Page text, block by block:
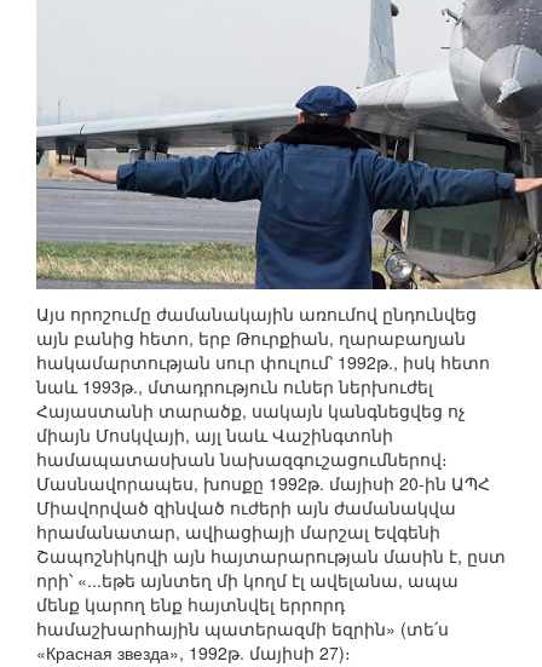
Այս որոշումը ժամանակային առումով ընդունվեց
այն բանից հետո, երբ Թուրքիան, ղարաբաղյան
հակամարտության սուր փուլում՝ 1992թ., իսկ հետո
նաև 1993թ., մտադրություն ուներ ներխուժել
Հայաստանի տարածք, սակայն կանգնեցվեց ոչ
միայն Մոսկվայի, այլ նաև Վաշինգտոնի
համապատասխան նախազգուշացումներով։
Մասնավորապես, խոսքը 1992թ. մայիսի 20-ին ԱՊՀ
Միավորված զինված ուժերի այն ժամանակվա
հրամանատար, ավիացիայի մարշալ Եվգենի
Շապոշնիկովի այն հայտարարության մասին է, ըստ
որի՝ «...եթե այնտեղ մի կողմ էլ ավելանա, ապա
մենք կարող ենք հայտնվել երրորդ
համաշխարհային պատերազմի եզրին» (տե՛ս
«Красная звезда», 1992թ. մայիսի 27)։